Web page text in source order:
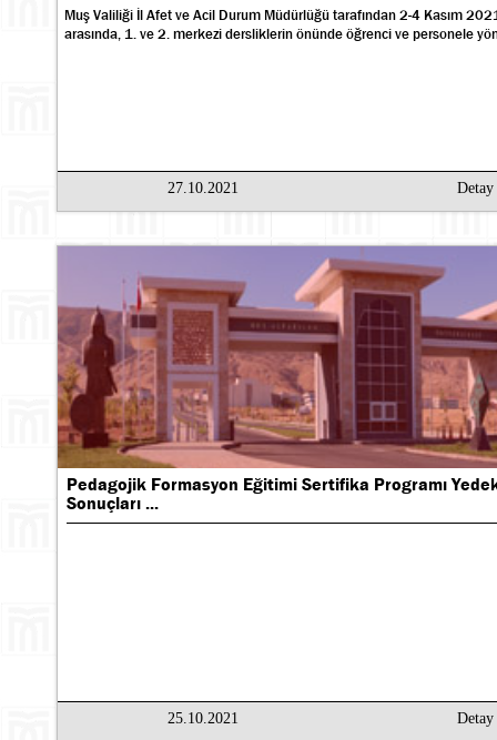
Muş Valiliği İl Afet ve Acil Durum Müdürlüğü tarafından 2-4 Kasım
arasında, 1. ve 2. merkezi dersliklerin önünde öğrenci ve personele
27.10.2021
Pedagojik Formasyon Eğitimi Sertifika Programı
Sonuçları ...
25.10.2021